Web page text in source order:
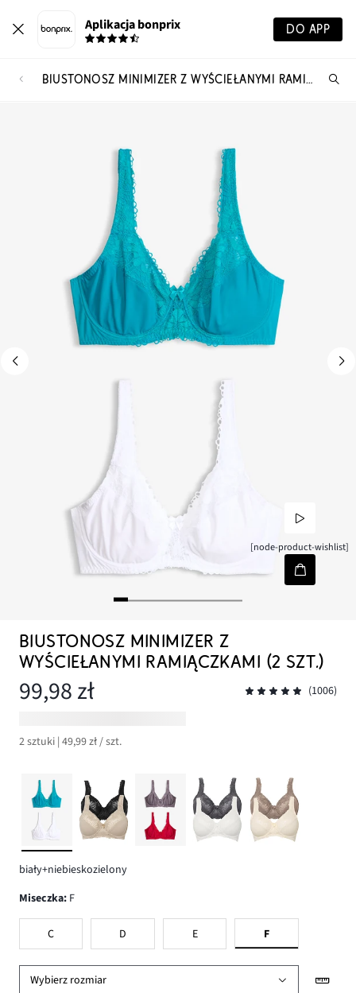
Aplikacja bonprix DO APP
BIUSTONOSZ MINIMIZER Z WYŚCIEŁANYMI RAMIĄCZKAMI (2 SZT.)
[node-product-wishlist]
BIUSTONOSZ MINIMIZER Z
WYŚCIEŁANYMI RAMIĄCZKAMI (2 SZT.)
99,98 zł (1006)
2 sztuki | 49,99 zł / szt.
biały+niebieskozielony
Miseczka: F
C D E F
Wybierz rozmiar